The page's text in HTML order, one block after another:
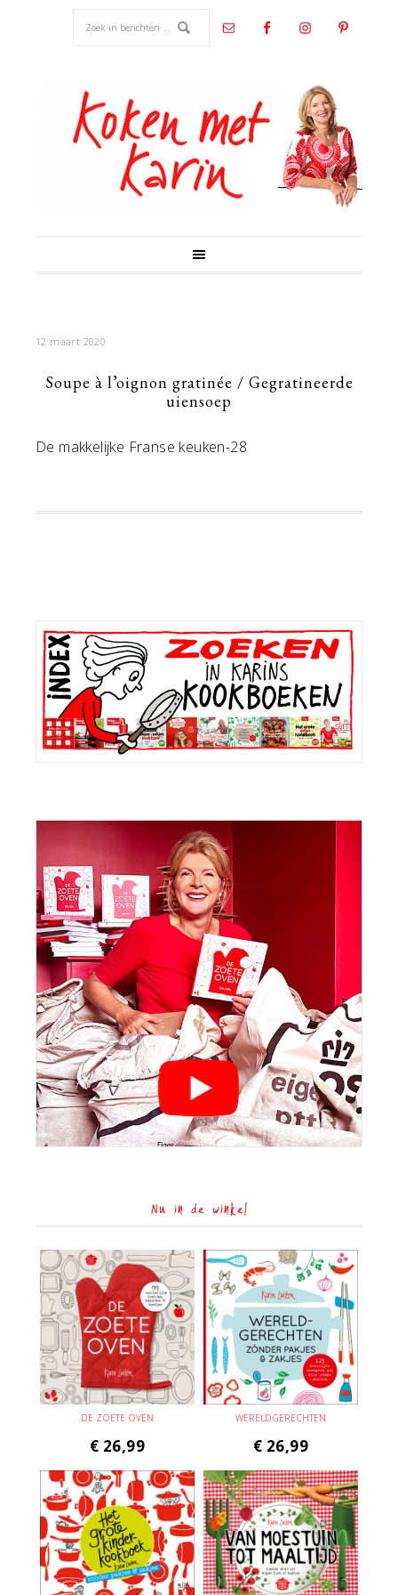
12 maart 2020
Soupe à l’oignon gratinée / Gegratineerde
uiensoep
De makkelijke Franse keuken-28
Primaire
Sidebar
Nu in de winkel
DE ZOETE OVEN
€ 26,99
WERELDGERECHTEN
€ 26,99